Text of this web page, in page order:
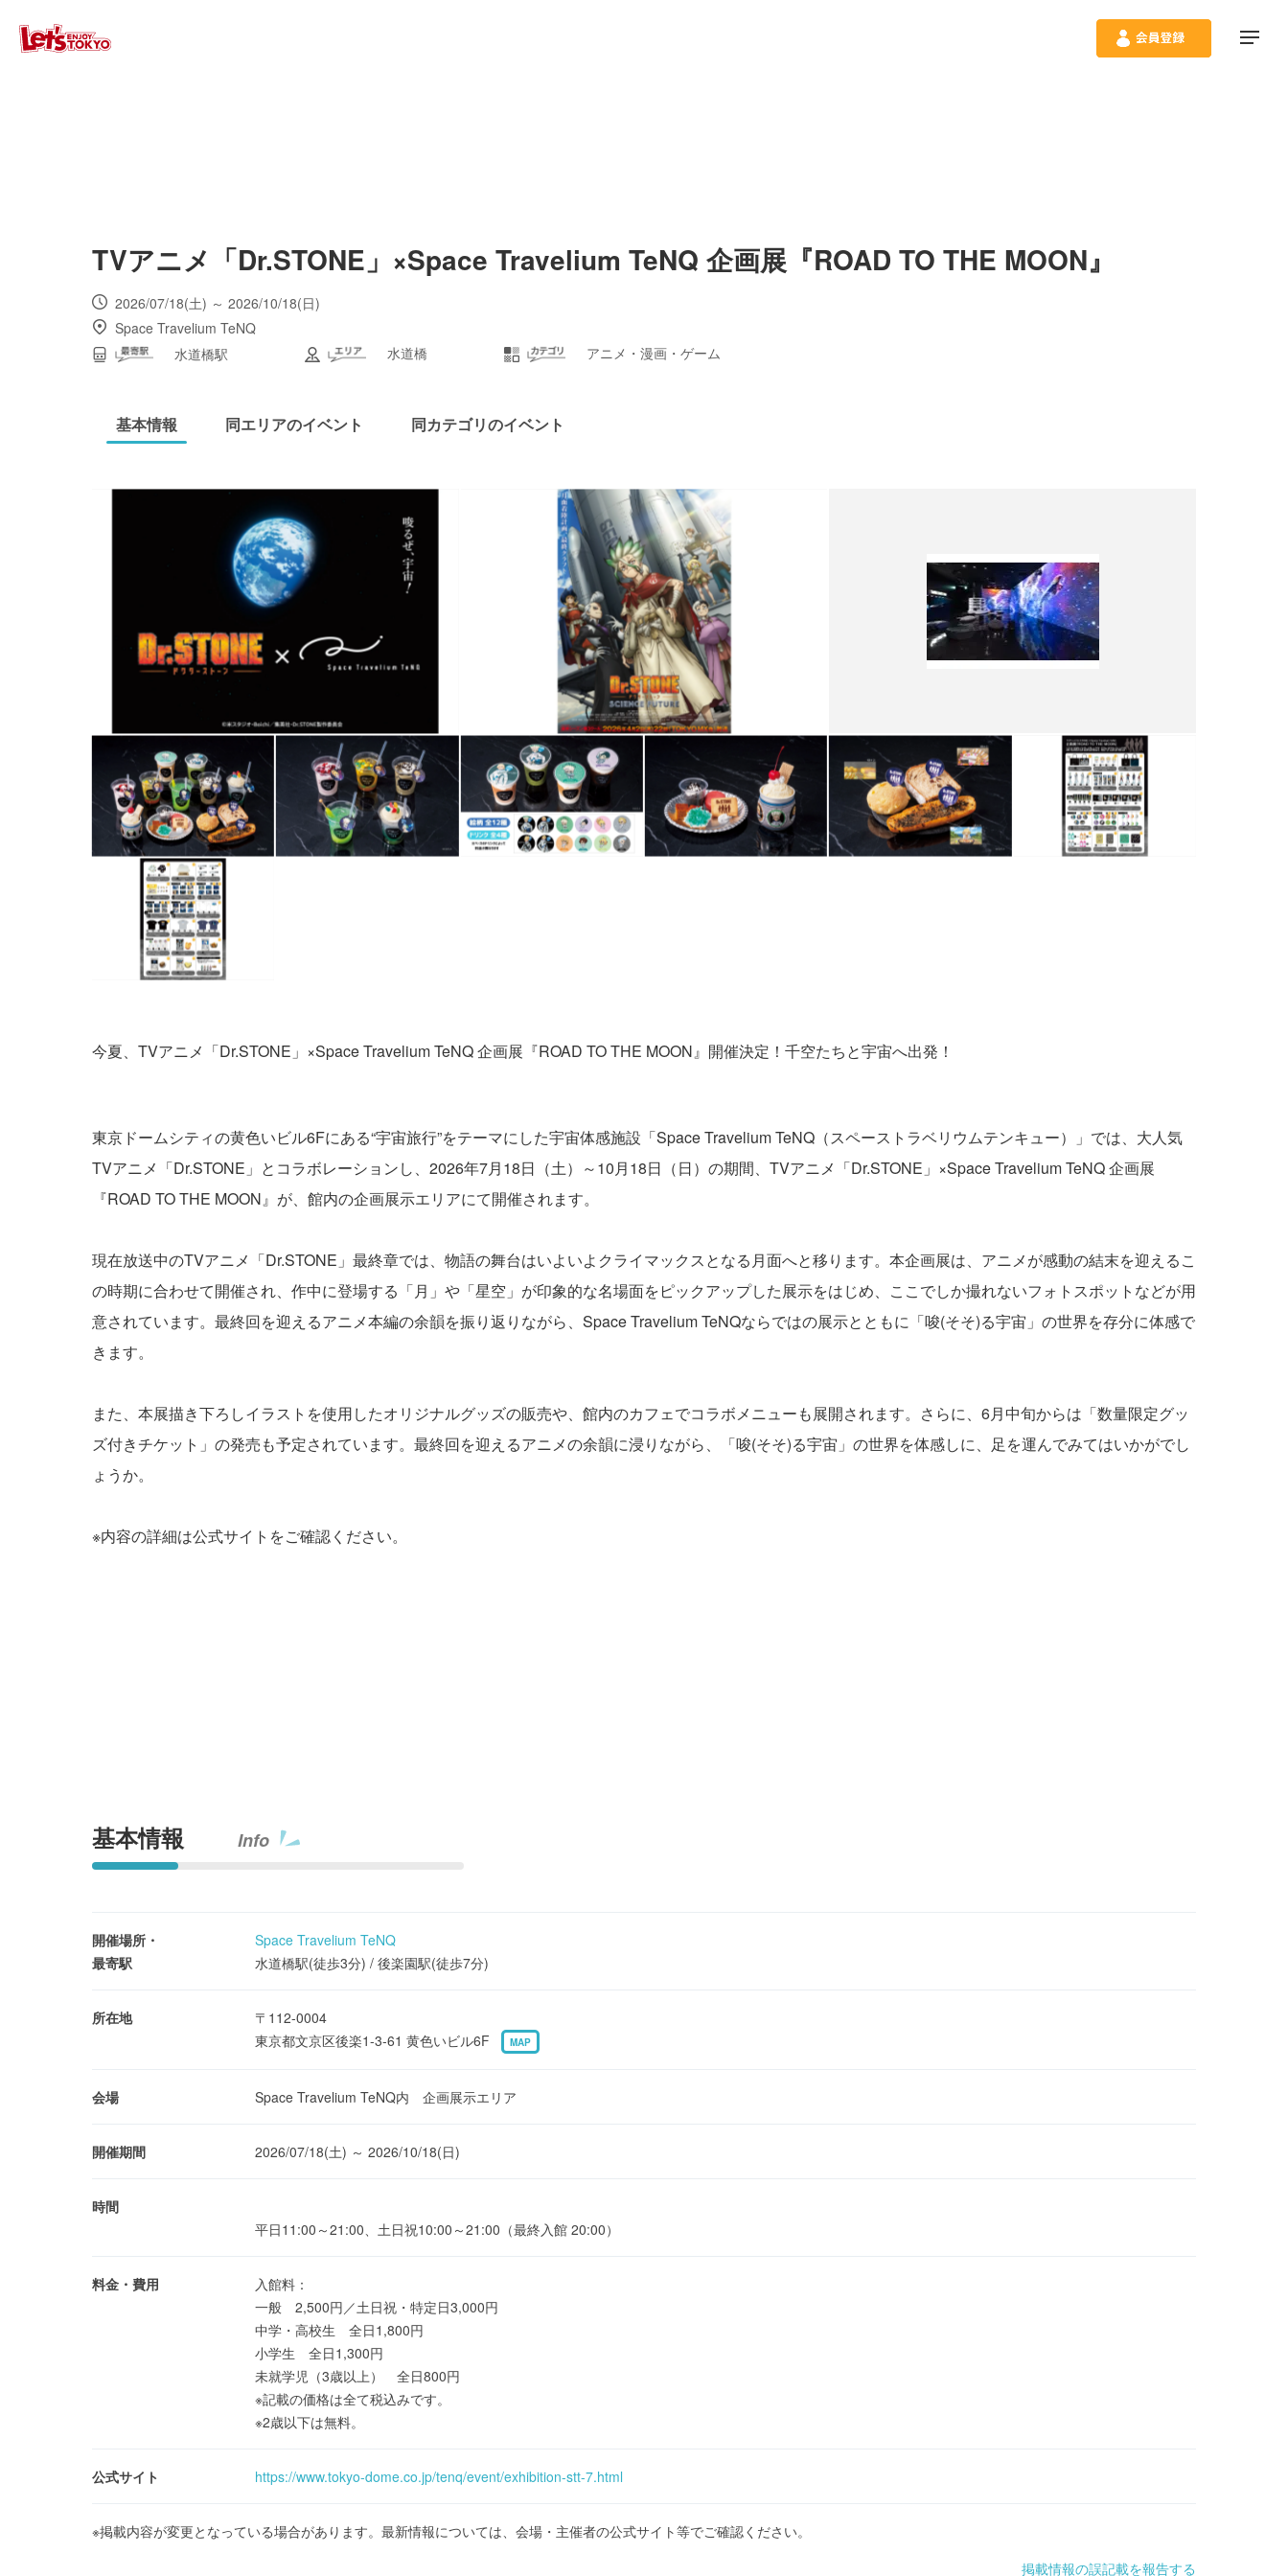
TVアニメ「Dr.STONE」×Space Travelium TeNQ 企画展『ROAD TO THE MOON』
2026/07/18(土) ～ 2026/10/18(日)
Space Travelium TeNQ
水道橋駅
水道橋 アニメ・漫画・ゲーム
基本情報 同エリアのイベント 同カテゴリのイベント
今夏、TVアニメ「Dr.STONE」×Space Travelium TeNQ 企画展『ROAD TO THE MOON』開催決定！千空たちと宇宙へ出発！
東京ドームシティの黄色いビル6Fにある“宇宙旅行”をテーマにした宇宙体感施設「Space Travelium TeNQ（スペーストラベリウムテンキュー）」では、大人気
TVアニメ「Dr.STONE」とコラボレーションし、2026年7月18日（土）～10月18日（日）の期間、TVアニメ「Dr.STONE」×Space Travelium TeNQ 企画展
『ROAD TO THE MOON』が、館内の企画展示エリアにて開催されます。
現在放送中のTVアニメ「Dr.STONE」最終章では、物語の舞台はいよいよクライマックスとなる月面へと移ります。本企画展は、アニメが感動の結末を迎えるこ
の時期に合わせて開催され、作中に登場する「月」や「星空」が印象的な名場面をピックアップした展示をはじめ、ここでしか撮れないフォトスポットなどが用
意されています。最終回を迎えるアニメ本編の余韻を振り返りながら、Space Travelium TeNQならではの展示とともに「唆(そそ)る宇宙」の世界を存分に体感で
きます。
また、本展描き下ろしイラストを使用したオリジナルグッズの販売や、館内のカフェでコラボメニューも展開されます。さらに、6月中旬からは「数量限定グッ
ズ付きチケット」の発売も予定されています。最終回を迎えるアニメの余韻に浸りながら、「唆(そそ)る宇宙」の世界を体感しに、足を運んでみてはいかがでし
ょうか。
※内容の詳細は公式サイトをご確認ください。
基本情報 Info
開催場所・
最寄駅
Space Travelium TeNQ
水道橋駅(徒歩3分) / 後楽園駅(徒歩7分)
所在地
〒112-0004
東京都文京区後楽1-3-61 黄色いビル6F
MAP
会場 Space Travelium TeNQ内 企画展示エリア
開催期間 2026/07/18(土) ～ 2026/10/18(日)
時間
平日11:00～21:00、土日祝10:00～21:00（最終入館 20:00）
料金・費用
入館料：
一般 2,500円／土日祝・特定日3,000円
中学・高校生 全日1,800円
小学生 全日1,300円
未就学児（3歳以上） 全日800円
※記載の価格は全て税込みです。
※2歳以下は無料。
公式サイト https://www.tokyo-dome.co.jp/tenq/event/exhibition-stt-7.html
※掲載内容が変更となっている場合があります。最新情報については、会場・主催者の公式サイト等でご確認ください。
掲載情報の誤記載を報告する